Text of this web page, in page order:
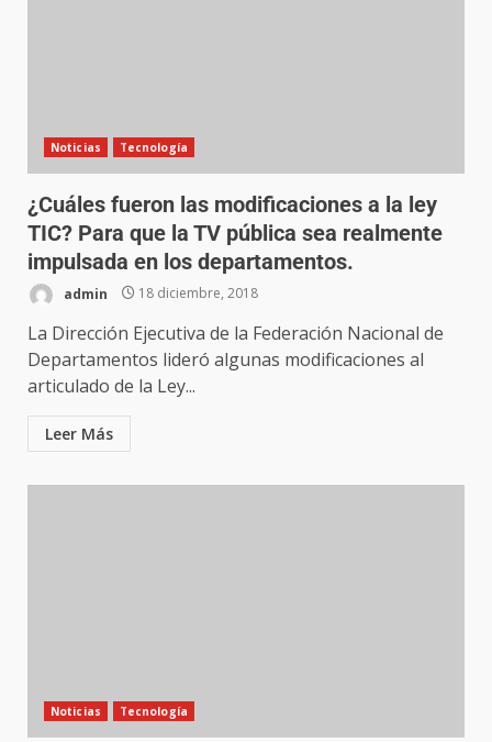
Noticias Tecnología
¿Cuáles fueron las modificaciones a la ley
TIC? Para que la TV pública sea realmente
impulsada en los departamentos.
admin 18 diciembre, 2018
La Dirección Ejecutiva de la Federación Nacional de
Departamentos lideró algunas modificaciones al
articulado de la Ley...
Leer Más
Noticias Tecnología